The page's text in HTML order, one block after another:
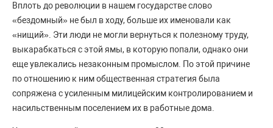
Вплоть до революции в нашем государстве слово
«бездомный» не был в ходу, больше их именовали как
«нищий». Эти люди не могли вернуться к полезному труду,
выкарабкаться с этой ямы, в которую попали, однако они
еще увлекались незаконным промыслом. По этой причине
по отношению к ним общественная стратегия была
сопряжена с усиленным милицейским контролированием и
насильственным поселением их в работные дома.